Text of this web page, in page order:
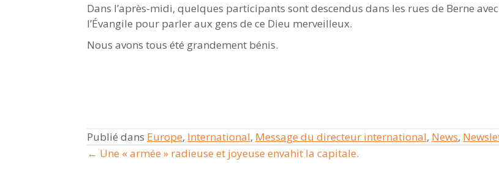
Dans l’après-midi, quelques participants sont descendus dans les rues de Berne avec
l’Évangile pour parler aux gens de ce Dieu merveilleux.
Nous avons tous été grandement bénis.
Publié dans Europe, International, Message du directeur international, News,
Posts
← Une « armée » radieuse et joyeuse envahit la capitale.